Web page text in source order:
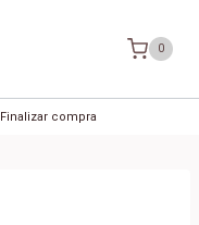
0
Finalizar compra